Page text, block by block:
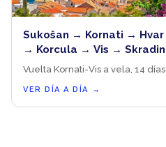
Sukošan → Kornati → Hvar
→ Korcula → Vis → Skradin
Vuelta Kornati-Vis a vela, 14 días
VER DÍA A DÍA →